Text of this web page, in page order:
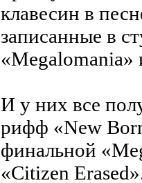
клавесин в
записанные в
«Megalomania»
И у них все
рифф «New
финальной
«Citizen